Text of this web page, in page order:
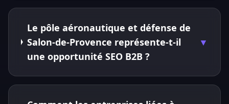
Le pôle aéronautique et défense de
Salon-de-Provence représente-t-il
une opportunité SEO B2B ?
▼